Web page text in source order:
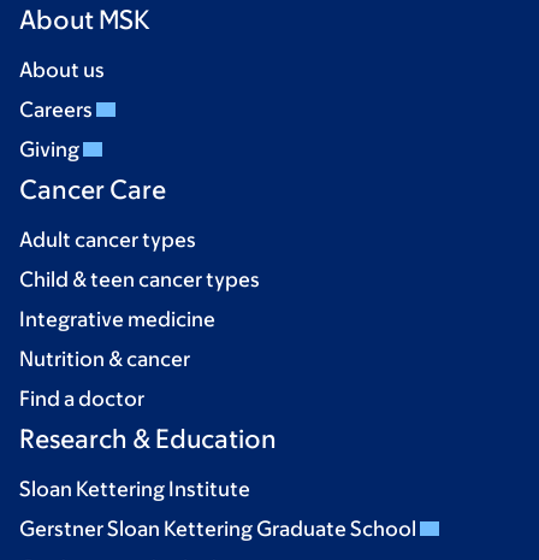
About MSK
About us
Careers
Giving
Cancer Care
Adult cancer types
Child & teen cancer types
Integrative medicine
Nutrition & cancer
Find a doctor
Research & Education
Sloan Kettering Institute
Gerstner Sloan Kettering Graduate School